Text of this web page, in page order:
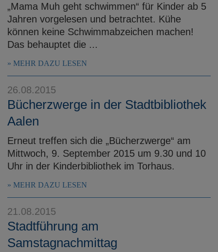
„Mama Muh geht schwimmen“ für Kinder ab 5
Jahren vorgelesen und betrachtet. Kühe
können keine Schwimmabzeichen machen!
Das behauptet die ...
MEHR DAZU LESEN
26.08.2015
Bücherzwerge in der Stadtbibliothek
Aalen
Erneut treffen sich die „Bücherzwerge“ am
Mittwoch, 9. September 2015 um 9.30 und 10
Uhr in der Kinderbibliothek im Torhaus.
MEHR DAZU LESEN
21.08.2015
Stadtführung am
Samstagnachmittag